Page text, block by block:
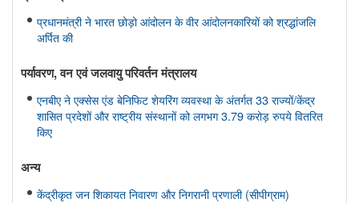
प्रधानमंत्री ने भारत छोड़ो आंदोलन के वीर आंदोलनकारियों को श्रद्धांजलि
अर्पित की
पर्यावरण, वन एवं जलवायु परिवर्तन मंत्रालय
एनबीए ने एक्सेस एंड बेनिफिट शेयरिंग व्यवस्था के अंतर्गत 33 राज्यों/केंद्र
शासित प्रदेशों और राष्ट्रीय संस्थानों को लगभग 3.79 करोड़ रुपये वितरित
किए
अन्य
केंद्रीकृत जन शिकायत निवारण और निगरानी प्रणाली (सीपीग्राम)